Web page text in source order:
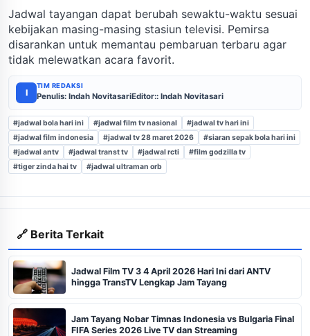
Jadwal tayangan dapat berubah sewaktu-waktu sesuai
kebijakan masing-masing stasiun televisi. Pemirsa
disarankan untuk memantau pembaruan terbaru agar
tidak melewatkan acara favorit.
I
TIM REDAKSI
Penulis: Indah NovitasariEditor:: Indah Novitasari
#jadwal bola hari ini #jadwal film tv nasional
#jadwal tv hari ini
#jadwal film indonesia
#jadwal tv 28 maret 2026
#siaran sepak bola hari ini
#jadwal antv
#jadwal transt tv #jadwal rcti
#film godzilla tv
#tiger zinda hai tv
#jadwal ultraman orb
🔗 Berita Terkait
Jadwal Film TV 3 4 April 2026 Hari Ini dari ANTV
hingga TransTV Lengkap Jam Tayang
Jam Tayang Nobar Timnas Indonesia vs Bulgaria Final
FIFA Series 2026 Live TV dan Streaming